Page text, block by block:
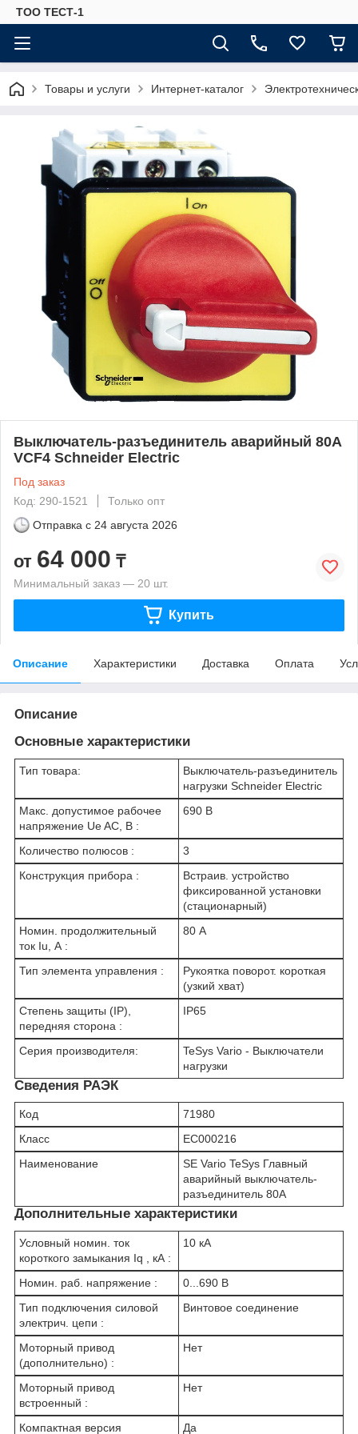
ТОО ТЕСТ-1
Товары и услуги Интернет-каталог
Выключатель-разъединитель аварийный 80А
VCF4 Schneider Electric
Под заказ
Код: 290-1521
Только опт
Отправка с 24 августа 2026
от 64 000 ₸
Минимальный заказ — 20 шт.
Купить
Описание Характеристики Доставка Оплата
Описание
Основные характеристики
Тип товара:
Выключатель-разъединитель
нагрузки Schneider Electric
Макс. допустимое рабочее
напряжение Ue AC, В :
690 В
Количество полюсов :
3
Конструкция прибора :
Встраив. устройство
фиксированной установки
(стационарный)
Номин. продолжительный
ток Iu, А :
80 А
Тип элемента управления :
Рукоятка поворот. короткая
(узкий хват)
Степень защиты (IP),
передняя сторона :
IP65
Серия производителя:
TeSys Vario - Выключатели
нагрузки
Сведения РАЭК
Код
71980
Класс
EC000216
Наименование
SE Vario TeSys Главный
аварийный выключатель-
разъединитель 80A
Дополнительные характеристики
Условный номин. ток
короткого замыкания Iq , кА :
10 кА
Номин. раб. напряжение :
0...690 В
Тип подключения силовой
электрич. цепи :
Винтовое соединение
Моторный привод
(дополнительно) :
Нет
Моторный привод
встроенный :
Нет
Компактная версия Да